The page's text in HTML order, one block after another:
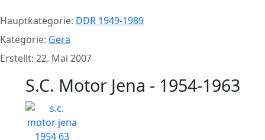
Hauptkategorie: DDR 1949-1989
Kategorie: Gera
Erstellt: 22. Mai 2007
S.C. Motor Jena - 1954-1963